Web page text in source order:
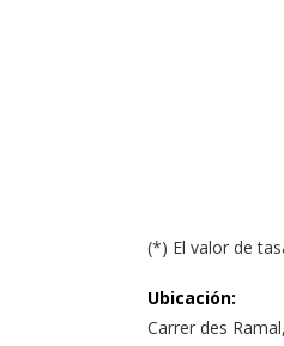
(*) El valor de
Ubicación:
Carrer des